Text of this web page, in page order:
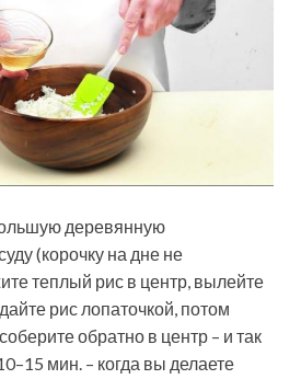
деревянную
(корочку на дне не
теплый рис в центр, вылейте
рис лопаточкой, потом
обратно в центр – и так
мин. – когда вы делаете